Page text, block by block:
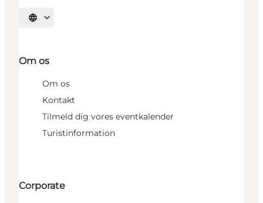
Vælg sprog
Om os
Om os
Kontakt
Tilmeld dig vores eventkalender
Turistinformation
Corporate